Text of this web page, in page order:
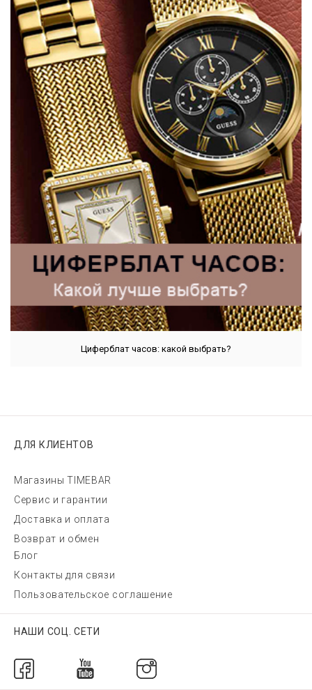
Циферблат часов: какой выбрать?
ДЛЯ КЛИЕНТОВ
Магазины TIMEBAR
Сервис и гарантии
Доставка и оплата
Возврат и обмен
Блог
Контакты для связи
Пользовательское соглашение
НАШИ СОЦ. СЕТИ